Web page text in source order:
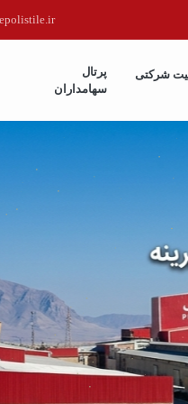
شرکتی
پرتال
سهامداران